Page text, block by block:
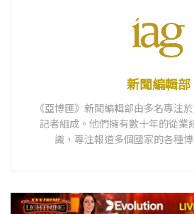
新聞編輯部
《亞博匯》新聞編輯部由多名專注
記者組成。他們擁有數十年的從業
識，專注報道多個國家的各種